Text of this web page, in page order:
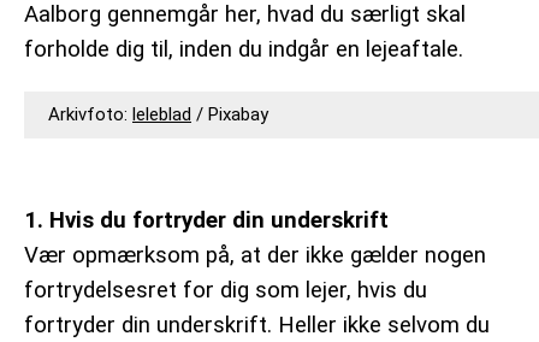
Aalborg gennemgår her, hvad du særligt skal
forholde dig til, inden du indgår en lejeaftale.
Arkivfoto: leleblad / Pixabay
1. Hvis du fortryder din underskrift
Vær opmærksom på, at der ikke gælder nogen
fortrydelsesret for dig som lejer, hvis du
fortryder din underskrift. Heller ikke selvom du